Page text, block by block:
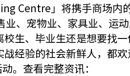
Centre」将携手商场内
、宠物业、家具业、运
生、毕业生还是想要找
经验的社会新鲜人，都
。查看完整资讯：